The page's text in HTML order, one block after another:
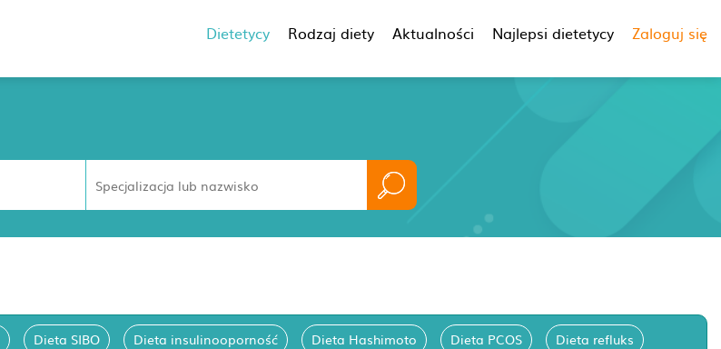
Dietetycy Rodzaj diety Aktualności Najlepsi dietetycy Zaloguj się
Dieta SIBO Dieta insulinooporność Dieta Hashimoto Dieta PCOS Dieta refluks